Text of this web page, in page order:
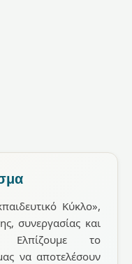
Κύκλο»,
συνεργασίας και
Ελπίζουμε το
να αποτελέσουν